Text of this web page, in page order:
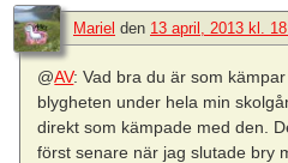
Mariel den 13 april, 2013 kl.
@AV: Vad bra du är som
blygheten under hela min
direkt som kämpade med den.
först senare när jag slutade bry